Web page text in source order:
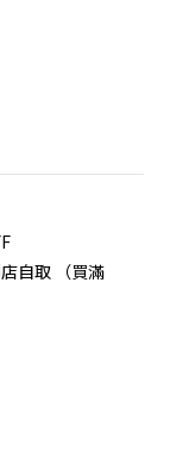
自取 （買滿